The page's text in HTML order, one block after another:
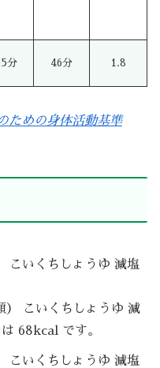
分 46分 1.8
ための身体活動基準
こいくちしょうゆ 減塩
） こいくちしょうゆ 減
68kcal です。
こいくちしょうゆ 減塩